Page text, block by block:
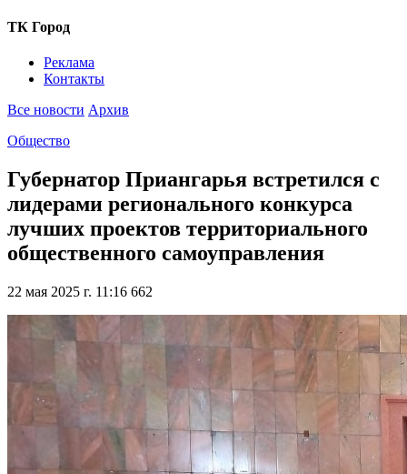
ТК Город
Реклама
Контакты
Все новости Архив
Общество
Губернатор Приангарья встретился с
лидерами регионального конкурса
лучших проектов территориального
общественного самоуправления
22 мая 2025 г. 11:16 662